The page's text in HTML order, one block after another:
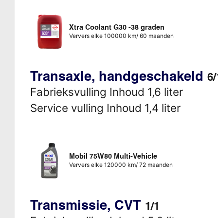
Xtra Coolant G30 -38 graden
Ververs elke 100000 km/ 60 maanden
Transaxle, handgeschakeld
Fabrieksvulling Inhoud 1,6 liter
Service vulling Inhoud 1,4 liter
Mobil 75W80 Multi-Vehicle
Ververs elke 120000 km/ 72 maanden
Transmissie, CVT 1/1